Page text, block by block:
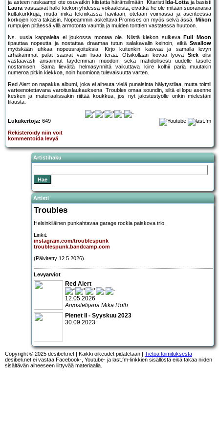
ja asteen raskaampi ote osuvatkin kiistatta häränsilmään. Kitaristi Ida-Lottaja basisti
Lauravastaavat halki kiekon yhdessä vokaaleista, eivätkä he ole mitään suoranaisia
kultakurkkuja, mutta mikä tekniikassa hävitään, otetaan voimassa ja asenteessa
korkojen kera takaisin. Nopeammin askeltava Promises on myös selvä ässä, Mikon
rumpujen pitäessä yllä armotonta vauhtia ja muiden tonttien vastatessa huutoon.
Ns. uusia kappaleita ei joukossa montaa ole. Niistä kiekon sulkeva
Full Moon
tipauttaa nopeutta ja nostattaa draamaa tutun salakavalin keinoin, eikä Swallow
myöskään uhkaa nopeusrajoituksia. Kirjo kuitenkin kasvaa ja samalla levyn
ärhäkämmät palat saavat vain lisää terää. Otsikollaan kovaa lyöväSick olisi
vastaavasti ansainnut täydemmän muodon, sekä mahdollisesti uudelle tasolle
nostamisen. Sama lievältä helmasynniltä vaikuttava kiire kolhii paria muutakin
numeroa pitkin kiekkoa, noin huomiona tulevaisuutta varten.
Red Alert on napakka albumi, joka ei aiheuta vielä punaisinta hälytystilaa, mutta toimii
varteenotettavana varoituslaukauksena. Troubles omaa soundin, siltä ei lopu asenne
kesken ja materiaalissakin riittää koukkua, jos nyt jalostustyölle onkin mielestäni
tilausta.
Lukukertoja: 649
Rekisteröidy niin voit
kommentoida levyä
Artistihaku
Artisti
Troubles
Helsinkiläinen punkahtavaa garage rockia paiskova trio.
Linkit:
instagram.com/troublespunk
troublespunk.bandcamp.com
(Päivitetty 12.5.2026)
Levyarviot
Red Alert
12.05.2026
Arvostelijana Mika Roth
Pienet II - Syyskuu 2023
30.09.2023
Copyright © 2025 desibeli.net | Kaikki oikeudet pidätetään | Tietoa toimituksesta
desibeli.net ei vastaa Facebook-, Youtube- ja last.fm-linkkien sisällöstä eikä takaa niiden
sisältävän aiheeseen liittyvää materiaalia.